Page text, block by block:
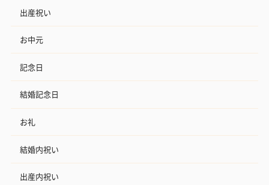
出産祝い
お中元
記念日
結婚記念日
お礼
結婚内祝い
出産内祝い